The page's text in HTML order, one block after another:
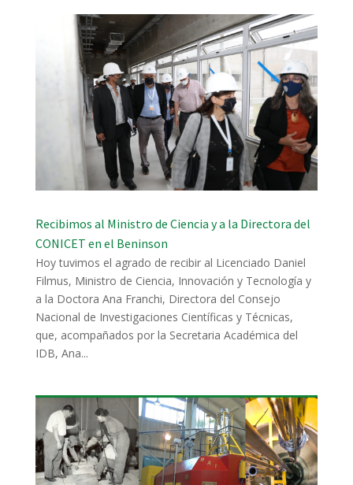
Recibimos al Ministro de Ciencia y a la Directora del
CONICET en el Beninson
Hoy tuvimos el agrado de recibir al Licenciado Daniel
Filmus, Ministro de Ciencia, Innovación y Tecnología y
a la Doctora Ana Franchi, Directora del Consejo
Nacional de Investigaciones Científicas y Técnicas,
que, acompañados por la Secretaria Académica del
IDB, Ana...